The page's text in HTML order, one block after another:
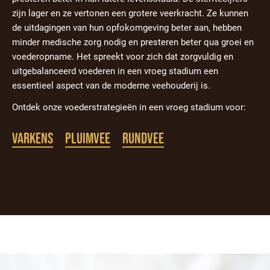
zijn lager en ze vertonen een grotere veerkracht. Ze kunnen
de uitdagingen van hun opfokomgeving beter aan, hebben
minder medische zorg nodig en presteren beter qua groei en
voederopname. Het spreekt voor zich dat zorgvuldig en
uitgebalanceerd voederen in een vroeg stadium een
essentieel aspect van de moderne veehouderij is.
Ontdek onze voederstrategieën in een vroeg stadium voor:
Varkens Pluimvee Rundvee